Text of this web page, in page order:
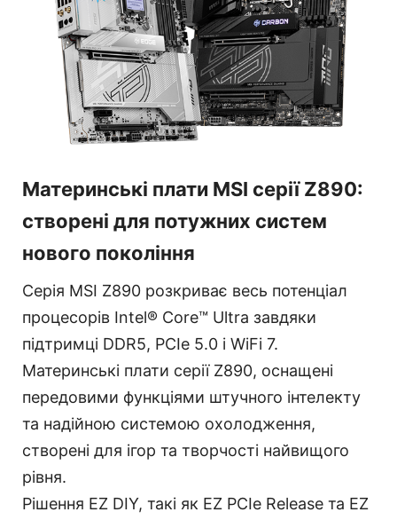
Материнські плати MSI серії Z890:
створені для потужних систем
нового покоління
Серія MSI Z890 розкриває весь потенціал
процесорів Intel® Core™ Ultra завдяки
підтримці DDR5, PCIe 5.0 і WiFi 7.
Материнські плати серії Z890, оснащені
передовими функціями штучного інтелекту
та надійною системою охолодження,
створені для ігор та творчості найвищого
рівня.
Рішення EZ DIY, такі як EZ PCIe Release та EZ